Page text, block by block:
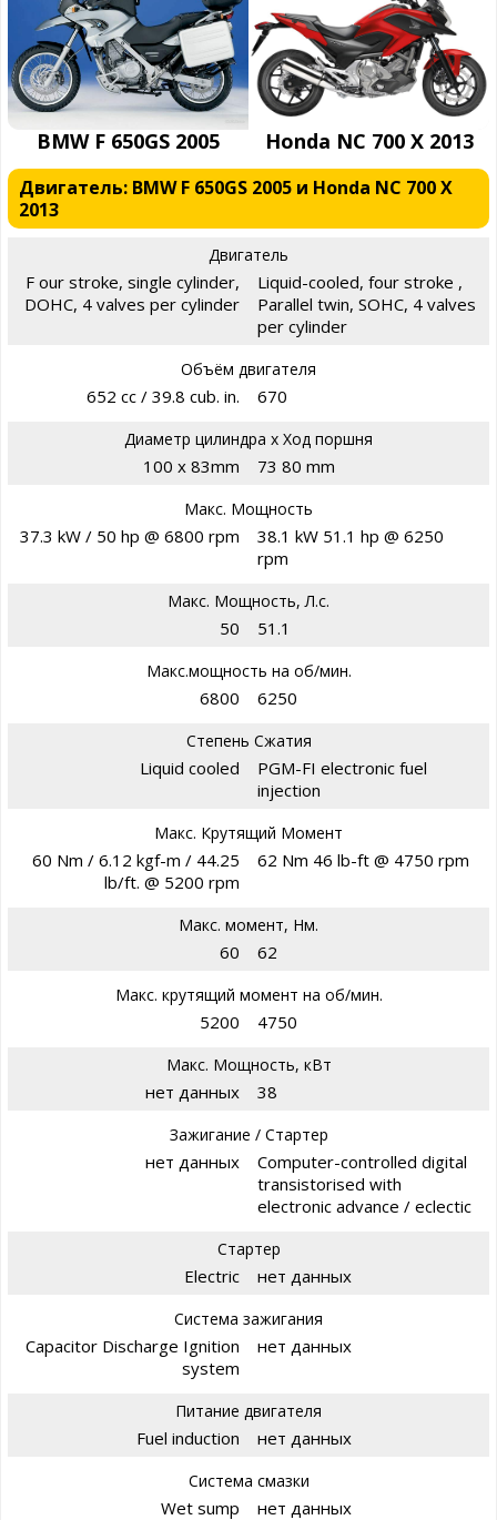
BMW F 650GS 2005 Honda NC 700 X 2013
Двигатель: BMW F 650GS 2005 и Honda NC 700 X
2013
Двигатель
F our stroke, single cylinder,
DOHC, 4 valves per cylinder
Liquid-cooled, four stroke ,
Parallel twin, SOHC, 4 valves
per cylinder
Объём двигателя
652 cc / 39.8 cub. in. 670
Диаметр цилиндра х Ход поршня
100 x 83mm 73 80 mm
Макс. Мощность
37.3 kW / 50 hp @ 6800 rpm
38.1 kW 51.1 hp @ 6250
rpm
Макс. Мощность, Л.с.
50 51.1
Макс.мощность на об/мин.
6800 6250
Степень Сжатия
Liquid cooled
PGM-FI electronic fuel
injection
Макс. Крутящий Момент
60 Nm / 6.12 kgf-m / 44.25
lb/ft. @ 5200 rpm
62 Nm 46 lb-ft @ 4750 rpm
Макс. момент, Нм.
60 62
Макс. крутящий момент на об/мин.
5200 4750
Макс. Мощность, кВт
нет данных 38
Зажигание / Стартер
нет данных
Computer-controlled digital
transistorised with
electronic advance / eclectic
Стартер
Electric нет данных
Система зажигания
Capacitor Discharge Ignition
system
нет данных
Питание двигателя
Fuel induction нет данных
Система смазки
Wet sump нет данных